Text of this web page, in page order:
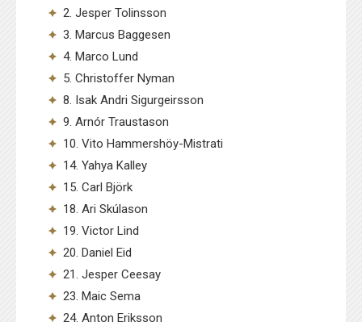
2. Jesper Tolinsson
3. Marcus Baggesen
4. Marco Lund
5. Christoffer Nyman
8. Isak Andri Sigurgeirsson
9. Arnór Traustason
10. Vito Hammershöy-Mistrati
14. Yahya Kalley
15. Carl Björk
18. Ari Skúlason
19. Victor Lind
20. Daniel Eid
21. Jesper Ceesay
23. Maic Sema
24. Anton Eriksson